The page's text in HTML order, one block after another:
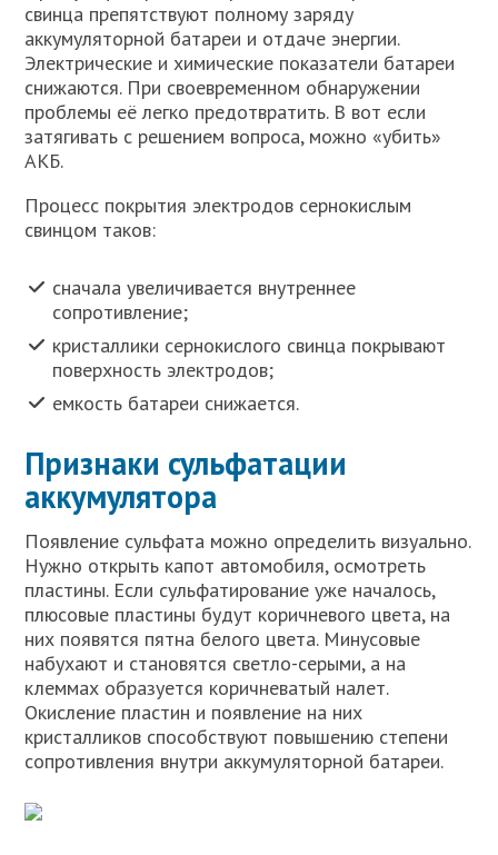
свинца препятствуют полному заряду
аккумуляторной батареи и отдаче энергии.
Электрические и химические показатели батареи
снижаются. При своевременном обнаружении
проблемы её легко предотвратить. В вот если
затягивать с решением вопроса, можно «убить»
АКБ.
Процесс покрытия электродов сернокислым
свинцом таков:
сначала увеличивается внутреннее
сопротивление;
кристаллики сернокислого свинца покрывают
поверхность электродов;
емкость батареи снижается.
Признаки сульфатации
аккумулятора
Появление сульфата можно определить визуально.
Нужно открыть капот автомобиля, осмотреть
пластины. Если сульфатирование уже началось,
плюсовые пластины будут коричневого цвета, на
них появятся пятна белого цвета. Минусовые
набухают и становятся светло-серыми, а на
клеммах образуется коричневатый налет.
Окисление пластин и появление на них
кристалликов способствуют повышению степени
сопротивления внутри аккумуляторной батареи.